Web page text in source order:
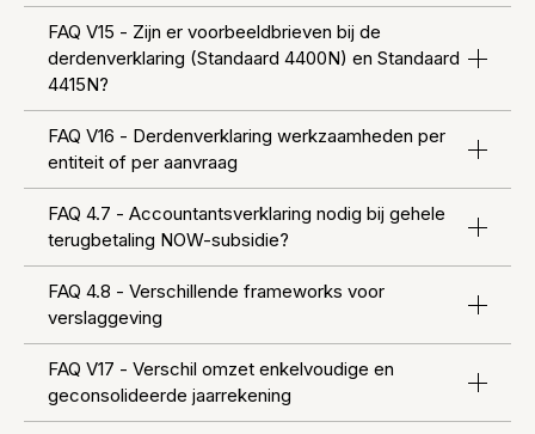
FAQ V15 - Zijn er voorbeeldbrieven bij de
derdenverklaring (Standaard 4400N) en Standaard
4415N?
FAQ V16 - Derdenverklaring werkzaamheden per
entiteit of per aanvraag
FAQ 4.7 - Accountantsverklaring nodig bij gehele
terugbetaling NOW-subsidie?
FAQ 4.8 - Verschillende frameworks voor
verslaggeving
FAQ V17 - Verschil omzet enkelvoudige en
geconsolideerde jaarrekening